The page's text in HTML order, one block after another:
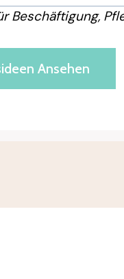
Beschäftigung,
Ansehen